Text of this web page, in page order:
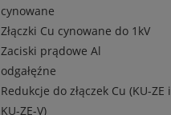
cynowane
Złączki Cu cynowane do 1kV
Zaciski prądowe Al
odgałęźne
Redukcje do złączek Cu (KU-ZE i
KU-ZE-V)